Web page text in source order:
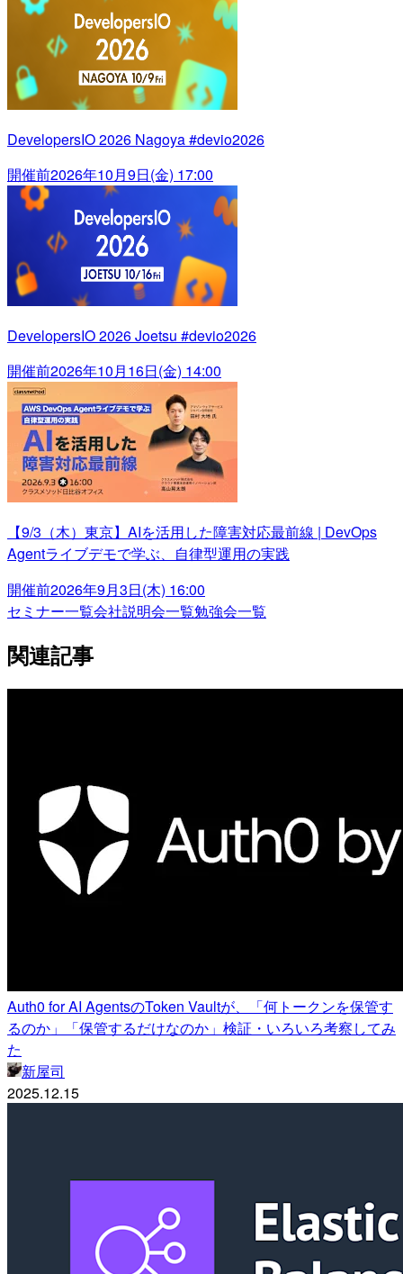
DevelopersIO 2026 Nagoya #devio2026
開催前2026年10月9日(金) 17:00
DevelopersIO 2026 Joetsu #devio2026
開催前2026年10月16日(金) 14:00
【9/3（木）東京】AIを活用した障害対応最前線 | DevOps
Agentライブデモで学ぶ、自律型運用の実践
開催前2026年9月3日(木) 16:00
セミナー一覧会社説明会一覧勉強会一覧
関連記事
Auth0 for AI AgentsのToken Vaultが、「何トークンを保管す
るのか」「保管するだけなのか」検証・いろいろ考察してみ
た
新屋司
2025.12.15